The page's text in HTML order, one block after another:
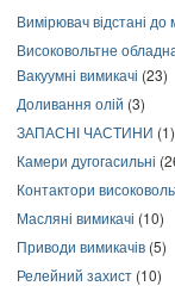
Вимірювач відстані
Високовольтне
Вакуумні вимикачі (23)
Доливання олій (3)
ЗАПАСНІ ЧАСТИНИ (1)
Камери дугогасильні
Контактори
Масляні вимикачі (10)
Приводи вимикачів (5)
Релейний захист (10)